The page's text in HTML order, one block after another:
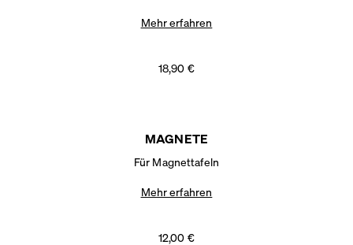
Mehr erfahren
18,90 €
MAGNETE
Für Magnettafeln
Mehr erfahren
12,00 €